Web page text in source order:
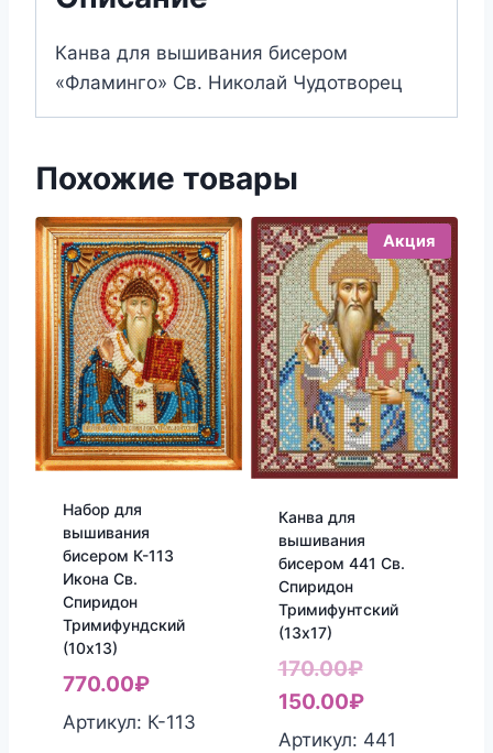
Канва для вышивания бисером
«Фламинго» Св. Николай Чудотворец
Похожие товары
Набор для
вышивания
бисером К-113
Икона Св.
Спиридон
Тримифундский
(10х13)
770.00₽
Артикул: К-113
Акция
Канва для
вышивания
бисером 441 Св.
Спиридон
Тримифунтский
(13х17)
170.00₽
цена
составляла
150.00₽Текущая
цена:
Артикул: 441